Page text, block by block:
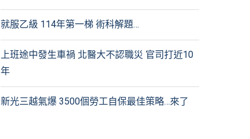
就服乙級 114年第一梯 術科解題…
上班途中發生車禍 北醫大不認職災 官司打近10
年
新光三越氣爆 3500個勞工自保最佳策略…來了